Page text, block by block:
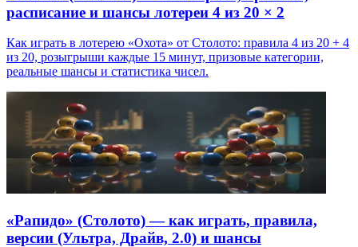
расписание и шансы лотереи 4 из 20 × 2
Как играть в лотерею «Охота» от Столото: правила 4 из 20 + 4
из 20, розыгрыши каждые 15 минут, призовые категории,
реальные шансы и статистика чисел.
«Рапидо» (Столото) — как играть, правила,
версии (Ультра, Драйв, 2.0) и шансы